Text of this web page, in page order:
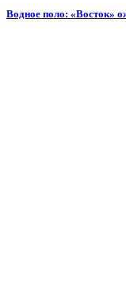
Водное поло: «Восток»